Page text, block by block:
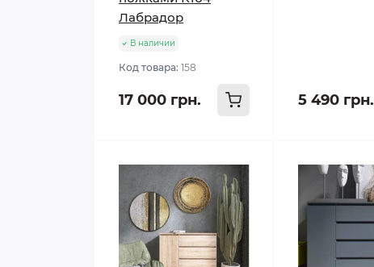
Лабрадор
В наличии
Код товара: 158
17 000 грн. 5 490 грн.